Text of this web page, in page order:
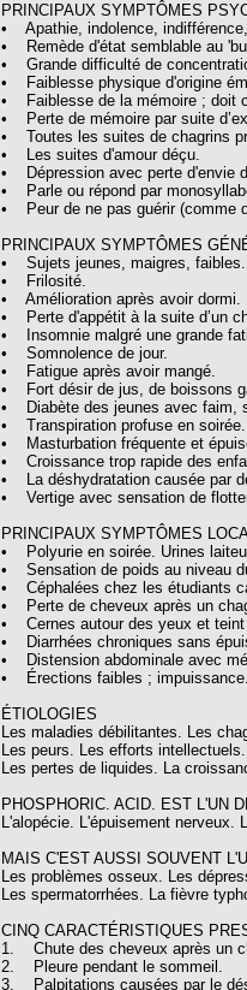
PRINCIPAUX SYMPTÔMES
• Apathie, indolence,
• Remède d'état semblable au
• Grande difficulté de
• Faiblesse physique d'origine
• Faiblesse de la mémoire ; doit
• Perte de mémoire par suite
• Toutes les suites de chagrins
• Les suites d'amour déçu.
• Dépression avec perte d'envie
• Parle ou répond par
• Peur de ne pas guérir (comme
PRINCIPAUX SYMPTÔMES
• Sujets jeunes, maigres, faibles.
• Frilosité.
• Amélioration après avoir dormi.
• Perte d'appétit à la suite d’un
• Insomnie malgré une grande
• Somnolence de jour.
• Fatigue après avoir mangé.
• Fort désir de jus, de boissons
• Diabète des jeunes avec faim,
• Transpiration profuse en soirée.
• Masturbation fréquente et
• Croissance trop rapide des
• La déshydratation causée par
• Vertige avec sensation de
PRINCIPAUX SYMPTÔMES
• Polyurie en soirée. Urines
• Sensation de poids au niveau
• Céphalées chez les étudiants
• Perte de cheveux après un
• Cernes autour des yeux et teint
• Diarrhées chroniques sans
• Distension abdominale avec
• Érections faibles ;
ÉTIOLOGIES
Les maladies débilitantes. Les
Les peurs. Les efforts intellectuels.
Les pertes de liquides. La
PHOSPHORIC. ACID. EST L'UN
L'alopécie. L'épuisement nerveux.
MAIS C'EST AUSSI SOUVENT
Les problèmes osseux. Les
Les spermatorrhées. La fièvre
CINQ CARACTÉRISTIQUES
1. Chute des cheveux après un
2. Pleure pendant le sommeil.
3. Palpitations causées par le